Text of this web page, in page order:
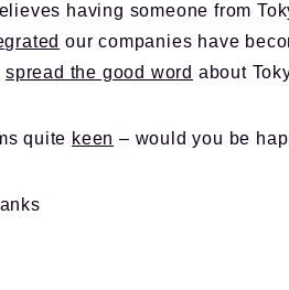
having someone from
our companies have
spread the good word about
quite keen – would you be